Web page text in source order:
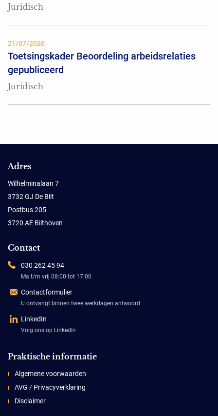
Juridisch
21/07/2026
Toetsingskader Beoordeling arbeidsrelaties
gepubliceerd
Juridisch
Adres
Wilhelminalaan 7
3732 GJ De Bilt
Postbus 205
3720 AE Bilthoven
Contact
030 262 45 94
Ma t/m vrij 08:00 tot 17:00
Contactformulier
U ontvangt binnen twee werkdagen antwoord
LinkedIn
Volg ons op LinkedIn
Praktische informatie
Algemene voorwaarden
AVG / Privacyverklaring
Disclaimer